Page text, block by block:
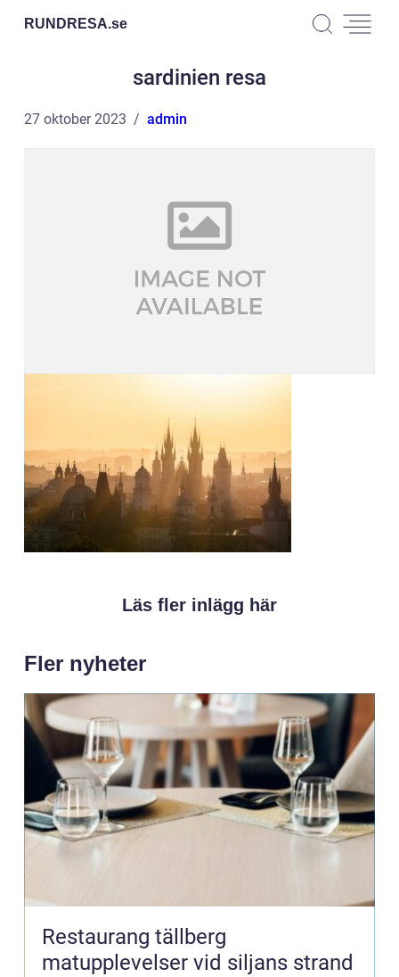
RUNDRESA.se
sardinien resa
27 oktober 2023 admin
Läs fler inlägg här
Fler nyheter
Restaurang tällberg
matupplevelser vid siljans strand